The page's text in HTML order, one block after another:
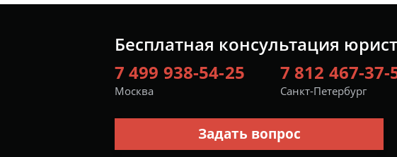
Бесплатная консультация
7 499 938-54-25
Москва
7 812 467-37-
Санкт-Петербург
Задать вопрос